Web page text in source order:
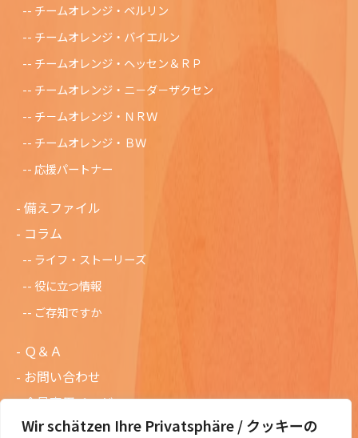
Wir schätzen Ihre Privatsphäre / クッキーの
チームオレンジ・ベルリン
チームオレンジ・バイエルン
チームオレンジ・ヘッセン＆ＲＰ
チームオレンジ・ニ－ダ－ザクセン
チ－ムオレンジ・ＮＲＷ
チームオレンジ・ＢＷ
応援パートナー
備えファイル
コラム
ライフ・ストーリーズ
役に立つ情報
ご存知ですか
Ｑ＆Ａ
お問い合わせ
会員専用ページ
ニュースレターバックナンバー